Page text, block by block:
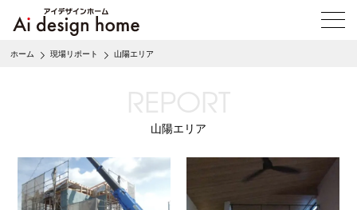
メ
ニ
ホーム 現場リポート 山陽エリア
REPORT
山陽エリア